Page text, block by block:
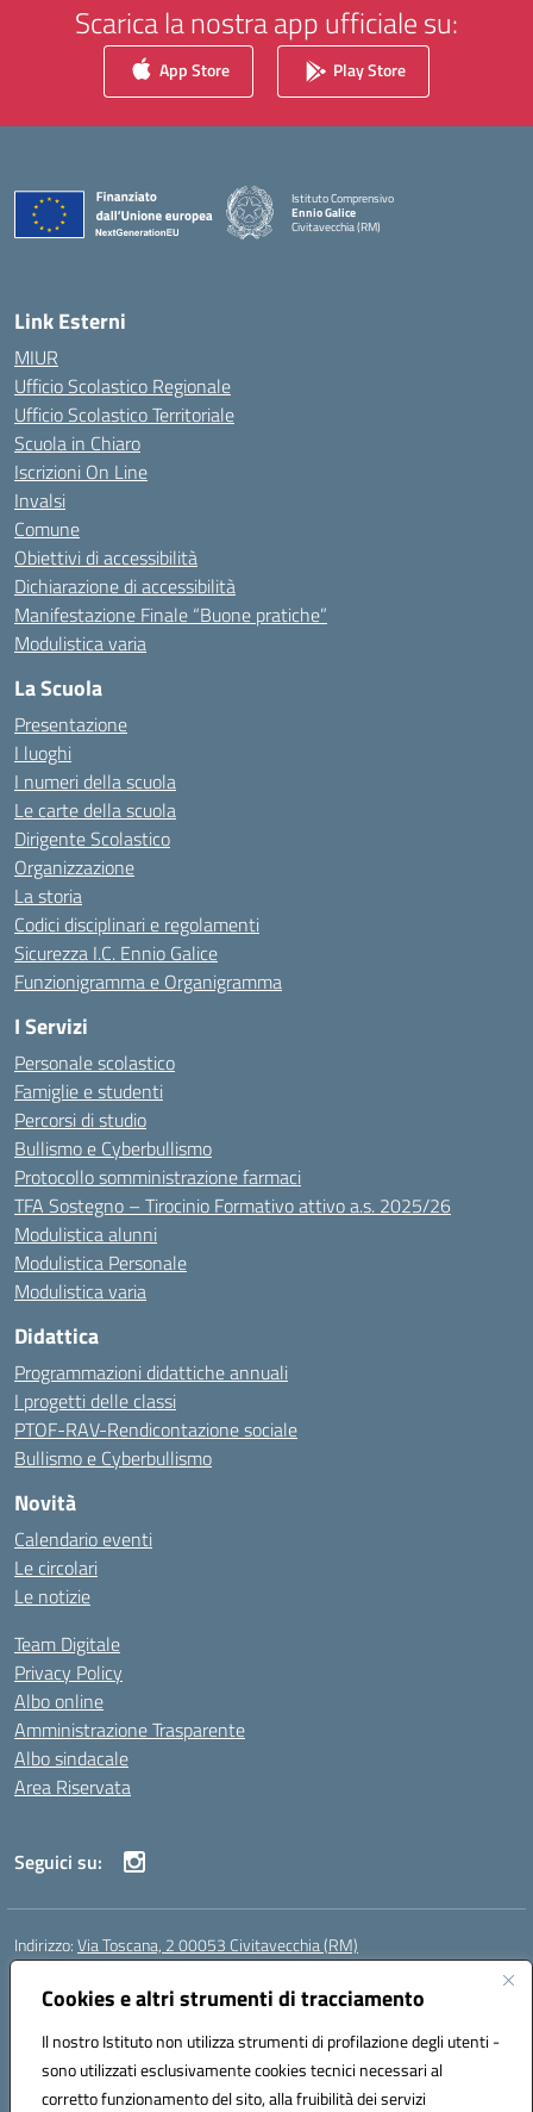
Cookies e altri strumenti di tracciamento
Il nostro Istituto non utilizza strumenti di profilazione degli utenti -
sono utilizzati esclusivamente cookies tecnici necessari al
corretto funzionamento del sito, alla fruibilità dei servizi
Scarica la nostra app ufficiale su:
App Store Play Store
Istituto Comprensivo
Ennio Galice
Civitavecchia (RM)
Link Esterni
MIUR
Ufficio Scolastico Regionale
Ufficio Scolastico Territoriale
Scuola in Chiaro
Iscrizioni On Line
Invalsi
Comune
Obiettivi di accessibilità
Dichiarazione di accessibilità
Manifestazione Finale “Buone pratiche”
Modulistica varia
La Scuola
Presentazione
I luoghi
I numeri della scuola
Le carte della scuola
Dirigente Scolastico
Organizzazione
La storia
Codici disciplinari e regolamenti
Sicurezza I.C. Ennio Galice
Funzionigramma e Organigramma
I Servizi
Personale scolastico
Famiglie e studenti
Percorsi di studio
Bullismo e Cyberbullismo
Protocollo somministrazione farmaci
TFA Sostegno – Tirocinio Formativo attivo a.s. 2025/26
Modulistica alunni
Modulistica Personale
Modulistica varia
Didattica
Programmazioni didattiche annuali
I progetti delle classi
PTOF-RAV-Rendicontazione sociale
Bullismo e Cyberbullismo
Novità
Calendario eventi
Le circolari
Le notizie
Team Digitale
Privacy Policy
Albo online
Amministrazione Trasparente
Albo sindacale
Area Riservata
Seguici su:
Indirizzo:Via Toscana, 2 00053 Civitavecchia (RM)
Centralino:
Posta elettronica certificata (PEC):rmic8b900g@pec.istruzione.it
Codice fiscale: 91038380589
Codice meccanografico:RMIC8B900G
Codice Indice delle Pubbliche Amministrazioni (IPA): istsc_rmic8b900g